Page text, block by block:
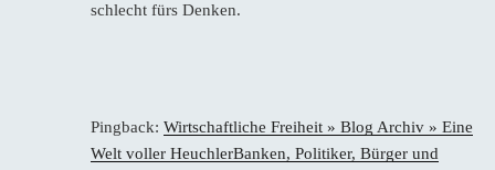
schlecht fürs Denken.
Pingback: Wirtschaftliche Freiheit » Blog Archiv » Eine
Welt voller HeuchlerBanken, Politiker, Bürger und